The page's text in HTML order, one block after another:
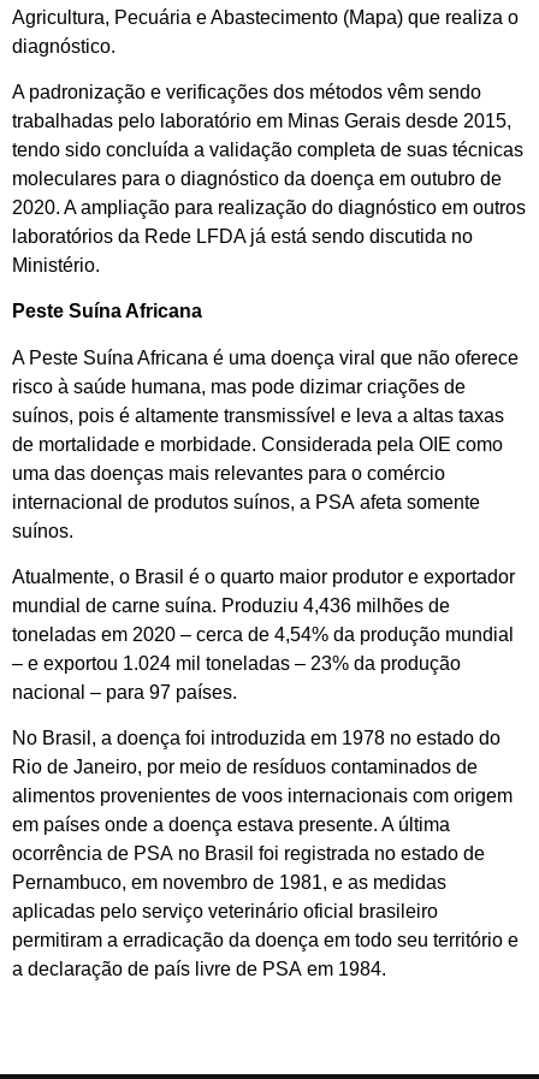
Agricultura, Pecuária e Abastecimento (Mapa) que realiza o
diagnóstico.
A padronização e verificações dos métodos vêm sendo
trabalhadas pelo laboratório em Minas Gerais desde 2015,
tendo sido concluída a validação completa de suas técnicas
moleculares para o diagnóstico da doença em outubro de
2020. A ampliação para realização do diagnóstico em outros
laboratórios da Rede LFDA já está sendo discutida no
Ministério.
Peste Suína Africana
A Peste Suína Africana é uma doença viral que não oferece
risco à saúde humana, mas pode dizimar criações de
suínos, pois é altamente transmissível e leva a altas taxas
de mortalidade e morbidade. Considerada pela OIE como
uma das doenças mais relevantes para o comércio
internacional de produtos suínos, a PSA afeta somente
suínos.
Atualmente, o Brasil é o quarto maior produtor e exportador
mundial de carne suína. Produziu 4,436 milhões de
toneladas em 2020 – cerca de 4,54% da produção mundial
– e exportou 1.024 mil toneladas – 23% da produção
nacional – para 97 países.
No Brasil, a doença foi introduzida em 1978 no estado do
Rio de Janeiro, por meio de resíduos contaminados de
alimentos provenientes de voos internacionais com origem
em países onde a doença estava presente. A última
ocorrência de PSA no Brasil foi registrada no estado de
Pernambuco, em novembro de 1981, e as medidas
aplicadas pelo serviço veterinário oficial brasileiro
permitiram a erradicação da doença em todo seu território e
a declaração de país livre de PSA em 1984.